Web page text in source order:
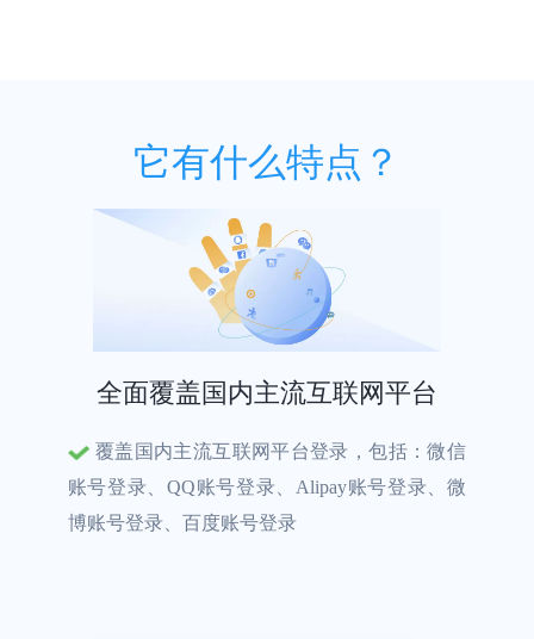
它有什么特点？
全面覆盖国内主流互联网平台
账号登录、QQ账号登录、Alipay账号登录、微
博账号登录、百度账号登录